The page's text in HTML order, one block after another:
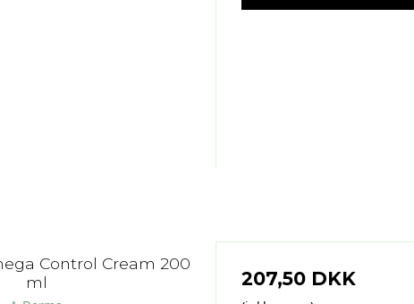
Control Cream 200
ml
207,50 DKK